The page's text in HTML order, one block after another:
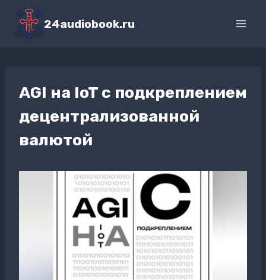
Перейти
содержимому
24audiobook.ru
AGI на IoT с подкреплением
децентрализованной
валютой